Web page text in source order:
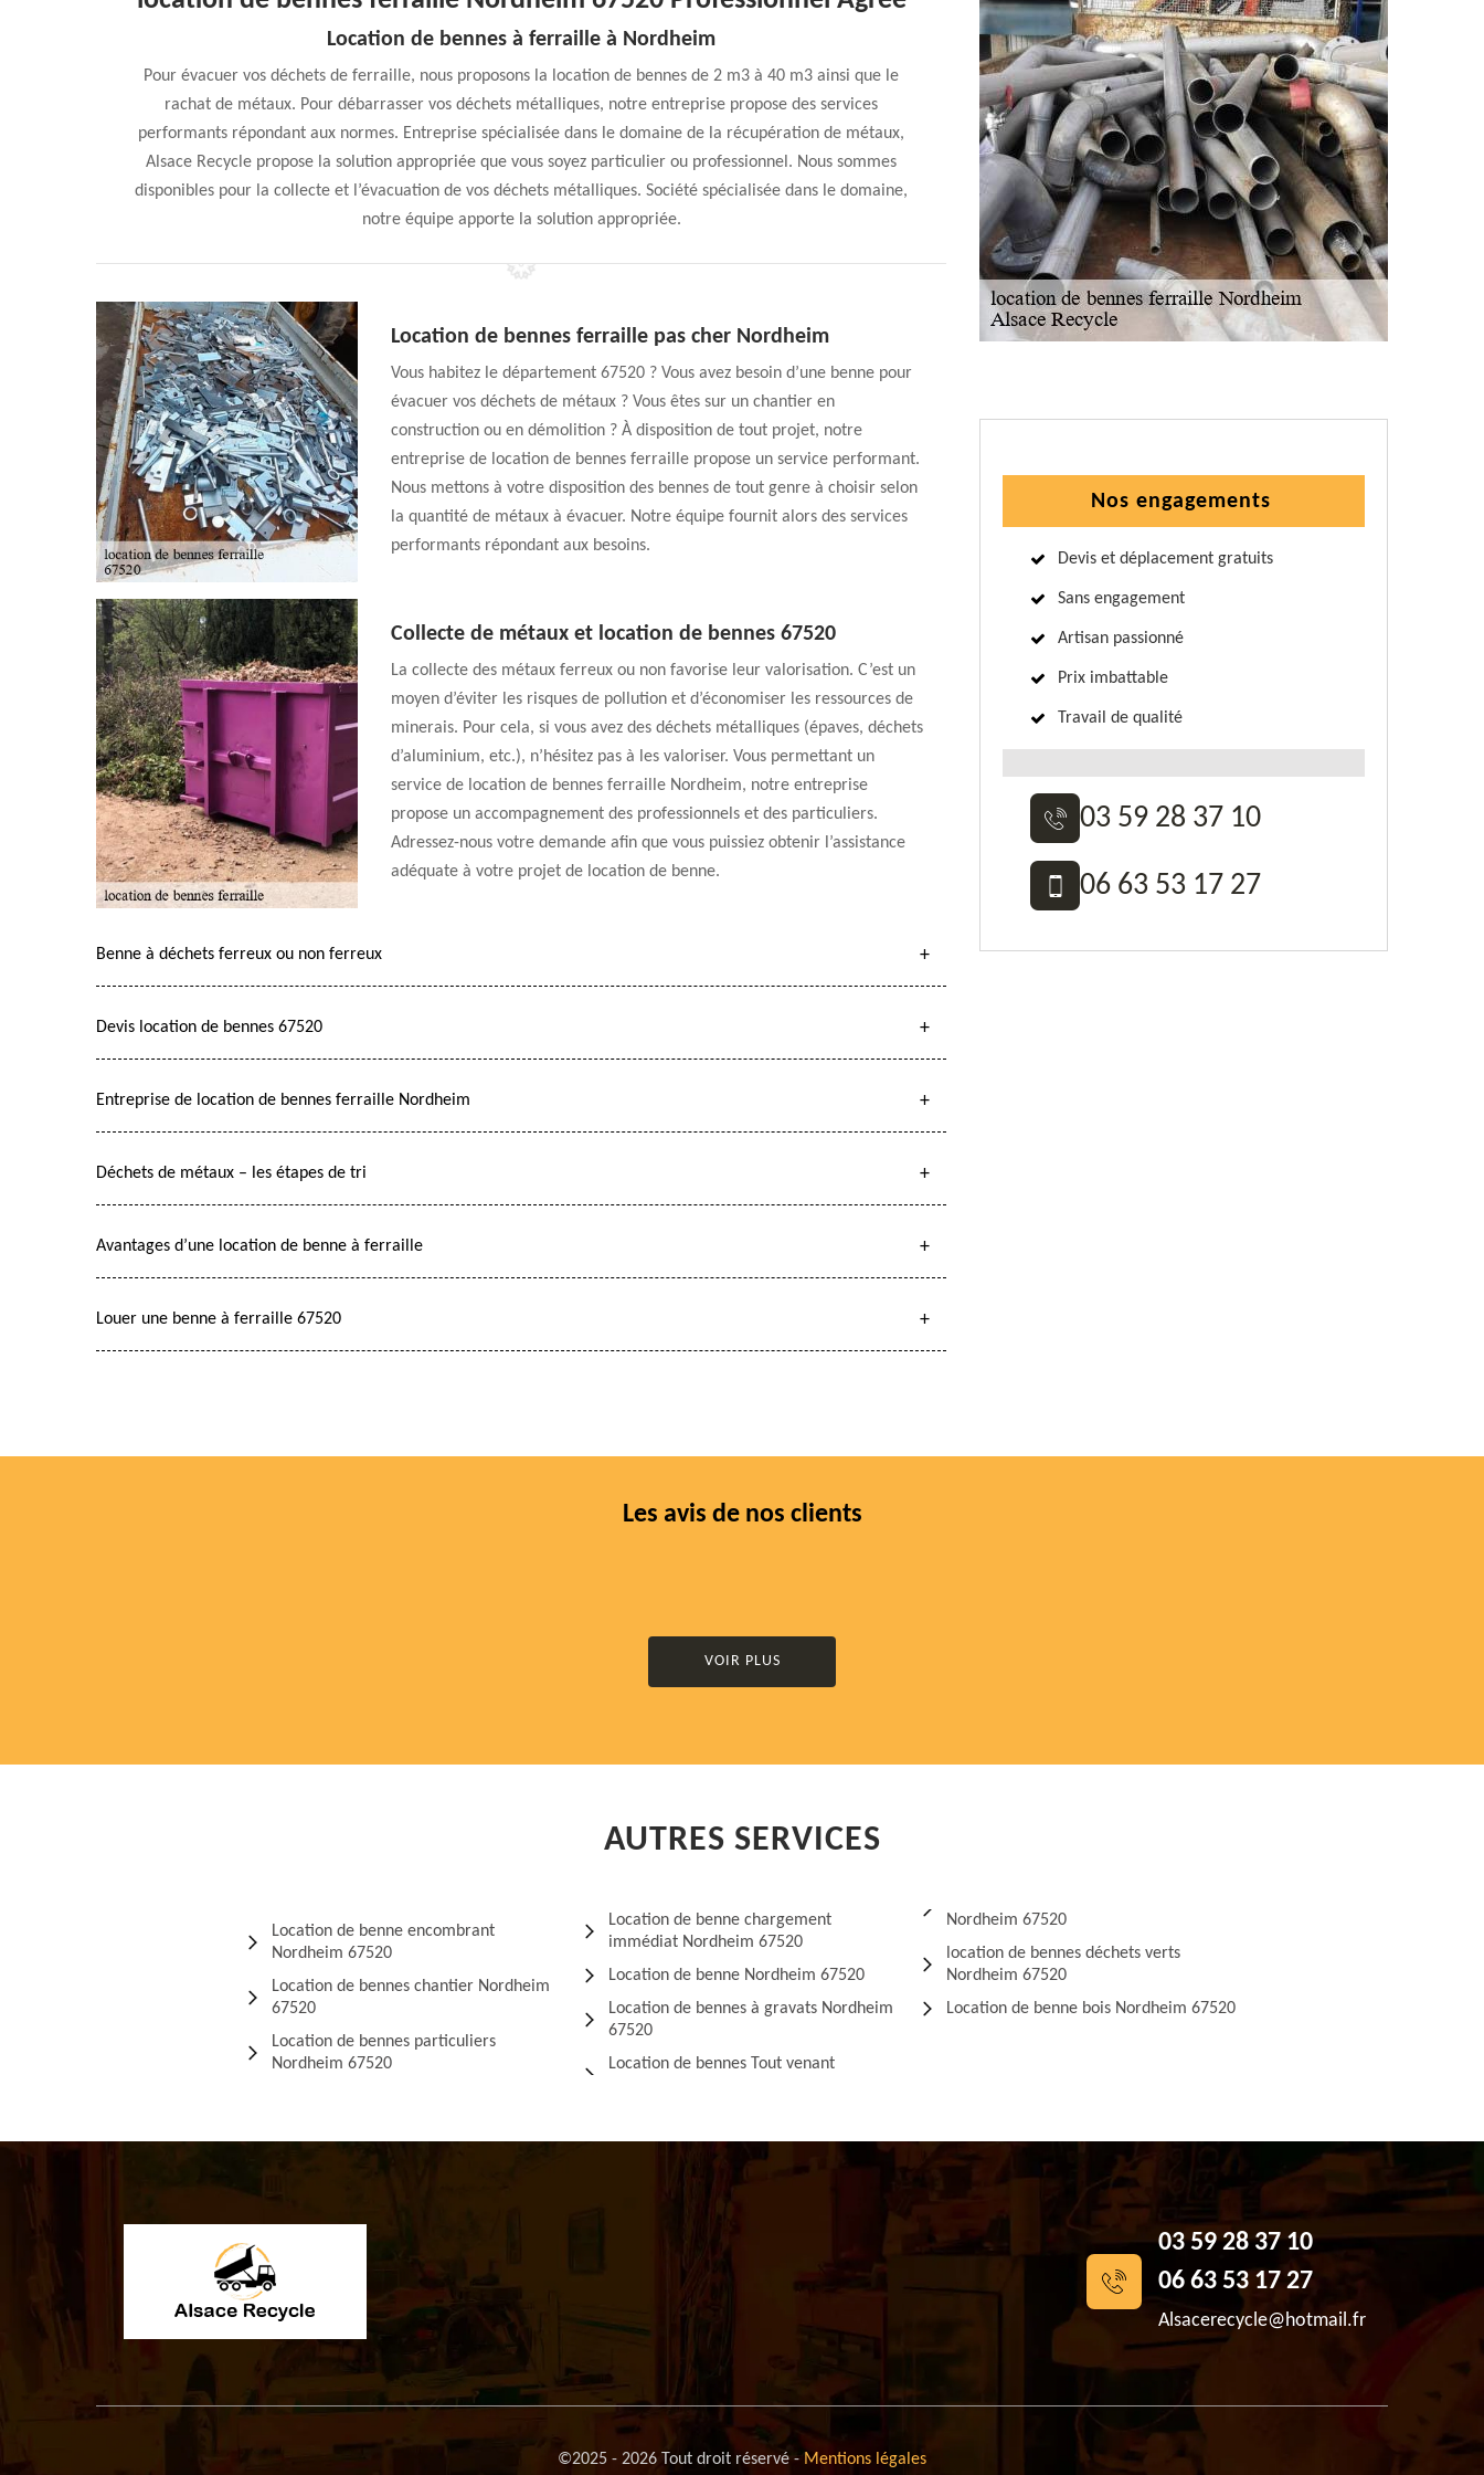
Location de bennes à ferraille à Nordheim
Pour évacuer vos déchets de ferraille, nous proposons la location de bennes de 2 m3 à 40 m3 ainsi que le
rachat de métaux. Pour débarrasser vos déchets métalliques, notre entreprise propose des services
performants répondant aux normes. Entreprise spécialisée dans le domaine de la récupération de métaux,
Alsace Recycle propose la solution appropriée que vous soyez particulier ou professionnel. Nous sommes
disponibles pour la collecte et l’évacuation de vos déchets métalliques. Société spécialisée dans le domaine,
notre équipe apporte la solution appropriée.
Location de bennes ferraille pas cher Nordheim
Vous habitez le département 67520 ? Vous avez besoin d’une benne pour
évacuer vos déchets de métaux ? Vous êtes sur un chantier en
construction ou en démolition ? À disposition de tout projet, notre
entreprise de location de bennes ferraille propose un service performant.
Nous mettons à votre disposition des bennes de tout genre à choisir selon
la quantité de métaux à évacuer. Notre équipe fournit alors des services
performants répondant aux besoins.
Collecte de métaux et location de bennes 67520
La collecte des métaux ferreux ou non favorise leur valorisation. C’est un
moyen d’éviter les risques de pollution et d’économiser les ressources de
minerais. Pour cela, si vous avez des déchets métalliques (épaves, déchets
d’aluminium, etc.), n’hésitez pas à les valoriser. Vous permettant un
service de location de bennes ferraille Nordheim, notre entreprise
propose un accompagnement des professionnels et des particuliers.
Adressez-nous votre demande afin que vous puissiez obtenir l’assistance
adéquate à votre projet de location de benne.
Benne à déchets ferreux ou non ferreux
Devis location de bennes 67520
Entreprise de location de bennes ferraille Nordheim
Déchets de métaux – les étapes de tri
Avantages d’une location de benne à ferraille
Louer une benne à ferraille 67520
Nos engagements
Devis et déplacement gratuits
Sans engagement
Artisan passionné
Prix imbattable
Travail de qualité
03 59 28 37 10
06 63 53 17 27
Les avis de nos clients
VOIR PLUS
AUTRES SERVICES
Location de benne encombrant
Nordheim 67520
Location de bennes chantier Nordheim
67520
Location de bennes particuliers
Nordheim 67520
Location de benne chargement
immédiat Nordheim 67520
Location de benne Nordheim 67520
Location de bennes à gravats Nordheim
67520
Location de bennes Tout venant
Nordheim 67520
location de bennes déchets verts
Nordheim 67520
Location de benne bois Nordheim 67520
03 59 28 37 10
06 63 53 17 27
Alsacerecycle@hotmail.fr
©2025 - 2026 Tout droit réservé - Mentions légales